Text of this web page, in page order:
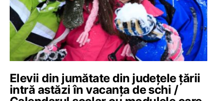
Elevii din jumătate din județele țării
intră astăzi în vacanța de schi /